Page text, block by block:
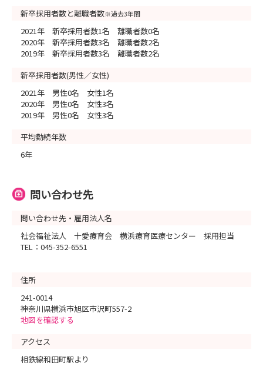
新卒採用者数と離職者数※過去3年間
2021年 新卒採用者数1名 離職者数0名
2020年 新卒採用者数3名 離職者数2名
2019年 新卒採用者数3名 離職者数2名
新卒採用者数(男性／女性)
2021年 男性0名 女性1名
2020年 男性0名 女性3名
2019年 男性0名 女性3名
平均勤続年数
6年
問い合わせ先
問い合わせ先・雇用法人名
社会福祉法人 十愛療育会 横浜療育医療センター 採用担当
TEL：045-352-6551
住所
241-0014
神奈川県横浜市旭区市沢町557-2
地図を確認する
アクセス
相鉄線和田町駅より